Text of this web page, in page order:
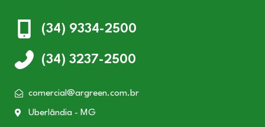
(34) 9334-2500
(34) 3237-2500
comercial@argreen.com.br
Uberlândia - MG